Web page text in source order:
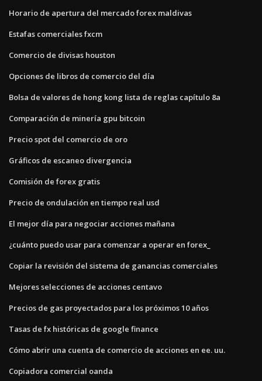
Horario de apertura del mercado forex maldivas
Estafas comerciales fxcm
Comercio de divisas houston
Opciones de libros de comercio del día
Bolsa de valores de hong kong lista de reglas capítulo 8a
Comparación de minería gpu bitcoin
Precio spot del comercio de oro
Gráficos de escaneo divergencia
Comisión de forex gratis
Precio de ondulación en tiempo real usd
El mejor día para negociar acciones mañana
¿cuánto puedo usar para comenzar a operar en forex_
Copiar la revisión del sistema de ganancias comerciales
Mejores selecciones de acciones centavo
Precios de gas proyectados para los próximos 10 años
Tasas de fx históricas de google finance
Cómo abrir una cuenta de comercio de acciones en ee. uu.
Copiadora comercial oanda